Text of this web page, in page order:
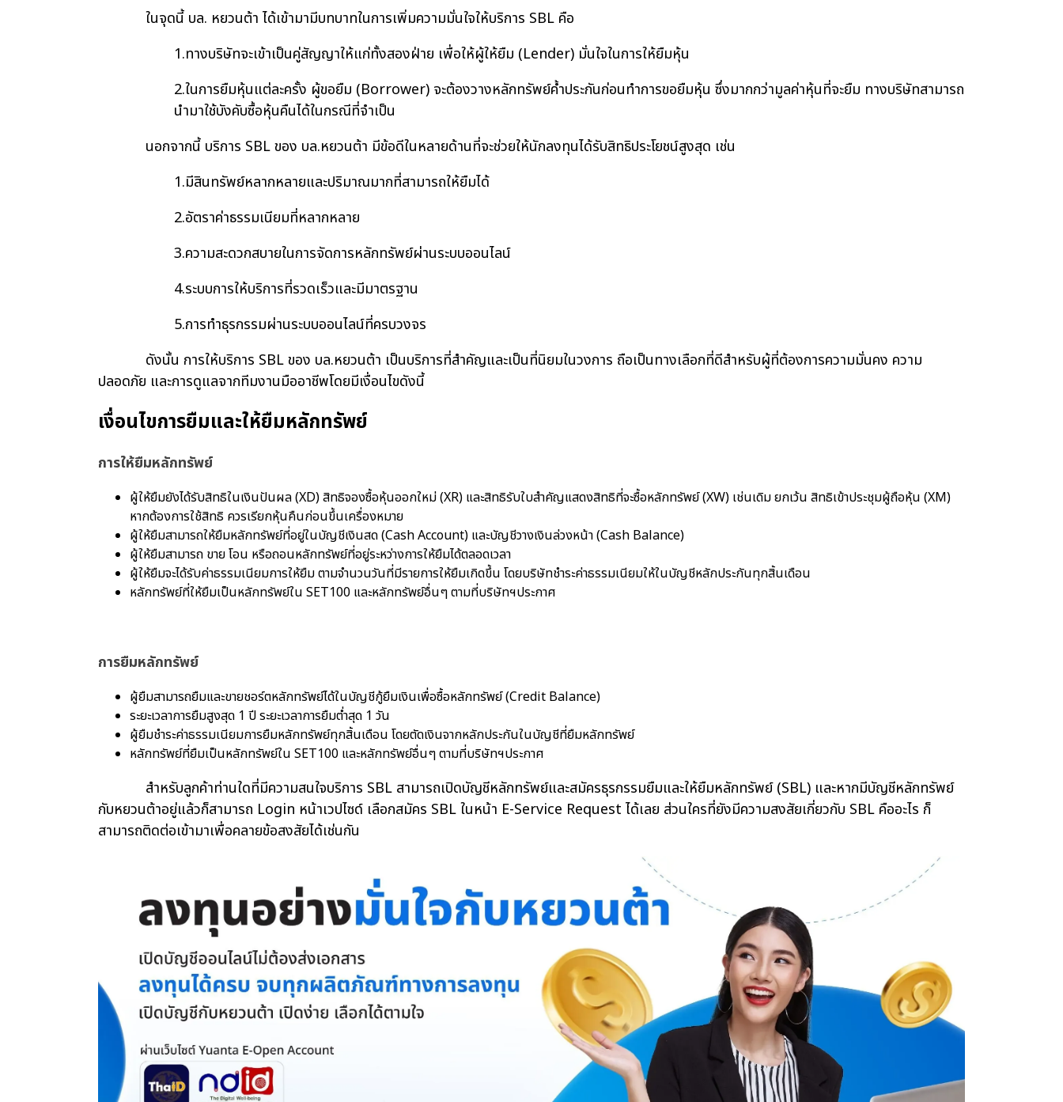
ในจุดนี้ บล. หยวนต้า ได้เข้ามามีบทบาทในการเพิ่มความมั่นใจให้บริการ SBL คือ
1.ทางบริษัทจะเข้าเป็นคู่สัญญาให้แก่ทั้งสองฝ่าย เพื่อให้ผู้ให้ยืม (Lender) มั่นใจในการให้ยืมหุ้น
2.ในการยืมหุ้นแต่ละครั้ง ผู้ขอยืม (Borrower) จะต้องวางหลักทรัพย์ค้ำประกันก่อนทำการขอยืมหุ้น ซึ่งมากกว่ามูลค่าหุ้นที่จะยืม ทางบริษัทสามารถ
นำมาใช้บังคับซื้อหุ้นคืนได้ในกรณีที่จำเป็น
นอกจากนี้ บริการ SBL ของ บล.หยวนต้า มีข้อดีในหลายด้านที่จะช่วยให้นักลงทุนได้รับสิทธิประโยชน์สูงสุด เช่น
1.มีสินทรัพย์หลากหลายและปริมาณมากที่สามารถให้ยืมได้
2.อัตราค่าธรรมเนียมที่หลากหลาย
3.ความสะดวกสบายในการจัดการหลักทรัพย์ผ่านระบบออนไลน์
4.ระบบการให้บริการที่รวดเร็วและมีมาตรฐาน
5.การทำธุรกรรมผ่านระบบออนไลน์ที่ครบวงจร
ดังนั้น การให้บริการ SBL ของ บล.หยวนต้า เป็นบริการที่สำคัญและเป็นที่นิยมในวงการ ถือเป็นทางเลือกที่ดีสำหรับผู้ที่ต้องการความมั่นคง ความ
ปลอดภัย และการดูแลจากทีมงานมืออาชีพโดยมีเงื่อนไขดังนี้
เงื่อนไขการยืมและให้ยืมหลักทรัพย์
การให้ยืมหลักทรัพย์
ผู้ให้ยืมยังได้รับสิทธิในเงินปันผล (XD) สิทธิจองซื้อหุ้นออกใหม่ (XR) และสิทธิรับใบสำคัญแสดงสิทธิที่จะซื้อหลักทรัพย์ (XW) เช่นเดิม ยกเว้น สิทธิเข้าประชุมผู้ถือหุ้น (XM)
หากต้องการใช้สิทธิ ควรเรียกหุ้นคืนก่อนขึ้นเครื่องหมาย
ผู้ให้ยืมสามารถให้ยืมหลักทรัพย์ที่อยู่ในบัญชีเงินสด (Cash Account) และบัญชีวางเงินล่วงหน้า (Cash Balance)
ผู้ให้ยืมสามารถ ขาย โอน หรือถอนหลักทรัพย์ที่อยู่ระหว่างการให้ยืมได้ตลอดเวลา
ผู้ให้ยืมจะได้รับค่าธรรมเนียมการให้ยืม ตามจำนวนวันที่มีรายการให้ยืมเกิดขึ้น โดยบริษัทชำระค่าธรรมเนียมให้ในบัญชีหลักประกันทุกสิ้นเดือน
หลักทรัพย์ที่ให้ยืมเป็นหลักทรัพย์ใน SET100 และหลักทรัพย์อื่นๆ ตามที่บริษัทฯประกาศ
การยืมหลักทรัพย์
ผู้ยืมสามารถยืมและขายชอร์ตหลักทรัพย์ได้ในบัญชีกู้ยืมเงินเพื่อซื้อหลักทรัพย์ (Credit Balance)
ระยะเวลาการยืมสูงสุด 1 ปี ระยะเวลาการยืมต่ำสุด 1 วัน
ผู้ยืมชำระค่าธรรมเนียมการยืมหลักทรัพย์ทุกสิ้นเดือน โดยตัดเงินจากหลักประกันในบัญชีที่ยืมหลักทรัพย์
หลักทรัพย์ที่ยืมเป็นหลักทรัพย์ใน SET100 และหลักทรัพย์อื่นๆ ตามที่บริษัทฯประกาศ
สำหรับลูกค้าท่านใดที่มีความสนใจบริการ SBL สามารถเปิดบัญชีหลักทรัพย์และสมัครธุรกรรมยืมและให้ยืมหลักทรัพย์ (SBL) และหากมีบัญชีหลักทรัพย์
กับหยวนต้าอยู่แล้วก็สามารถ Login หน้าเวปไซด์ เลือกสมัคร SBL ในหน้า E-Service Request ได้เลย ส่วนใครที่ยังมีความสงสัยเกี่ยวกับ SBL คืออะไร ก็
สามารถติดต่อเข้ามาเพื่อคลายข้อสงสัยได้เช่นกัน